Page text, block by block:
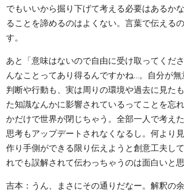
でもいいから掘り下げて考える必要はあるか
ることを諦めるのはよくない。言葉で伝える
す。
あと「意味はないので自由に受け取ってくだ
んなことってあり得るんですかね…。自分が
判断や行動も、実は周りの環境や過去に見た
た知識なんかに影響されているってことを忘
かだけで世界が閉じちゃう。全部一人で考え
思考もアップデートされなくなるし。何より
作り手側ができる限り伝えようと創意工夫し
れでも誤解されて伝わっちゃうのは面白いと思
吉本：うん、まさにその通りだなー。解釈の